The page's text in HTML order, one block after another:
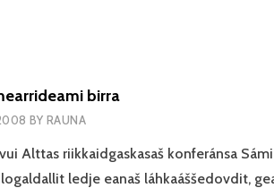
birra
BYRAUNA
Alttas riikkaidgaskasaš konferánsa
ledje eanaš láhkaáššedovdit,